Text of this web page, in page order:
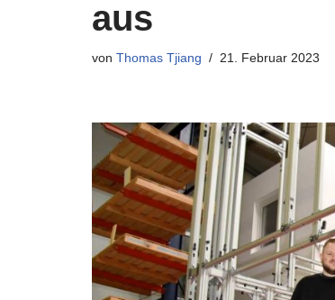
aus
von Thomas Tjiang 21. Februar 2023